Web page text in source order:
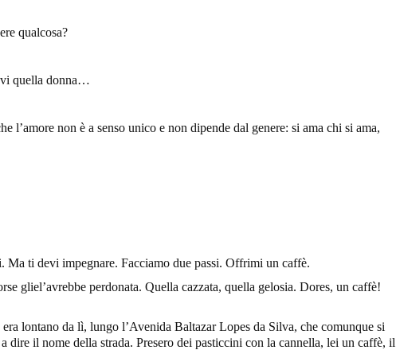
qualcosa?
quella donna…
l’amore non è a senso unico e non dipende dal genere: si ama chi si ama,
Ma ti devi impegnare. Facciamo due passi. Offrimi un caffè.
gliel’avrebbe perdonata. Quella cazzata, quella gelosia. Dores, un caffè!
lontano da lì, lungo l’Avenida Baltazar Lopes da Silva, che comunque si
dire il nome della strada. Presero dei pasticcini con la cannella, lei un caffè, il